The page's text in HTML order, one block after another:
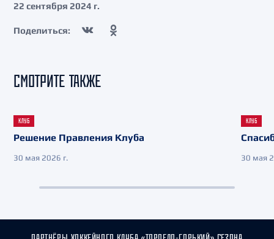
22 сентября 2024 г.
Поделиться:
СМОТРИТЕ ТАКЖЕ
КЛУБ
Решение Правления Клуба
30 мая 2026 г.
КЛУБ
30 мая